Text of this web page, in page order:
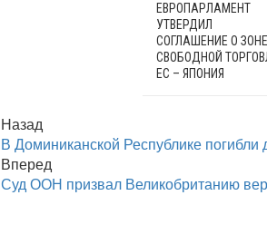
ЕВРОПАРЛАМЕНТ
УТВЕРДИЛ
СОГЛАШЕНИЕ О ЗОНЕ
СВОБОДНОЙ
ЕС – ЯПОНИЯ
Назад
В Доминиканской Республике
Вперед
Суд ООН призвал Великобританию